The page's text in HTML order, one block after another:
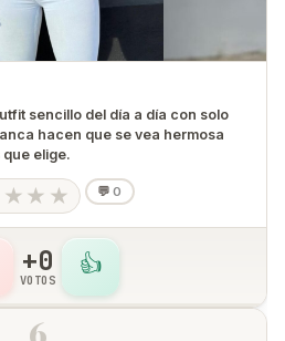
sencillo del día a día con solo
hacen que se vea hermosa
elige.
★ ★ ★ 💬 0
👍
+0
VOTOS
6